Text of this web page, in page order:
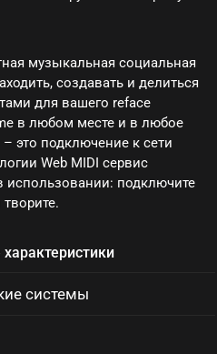
музыкальная социальная
создавать и делиться
для вашего reface
в любом месте и в любое
это подключение к сети
Web MIDI сервис
использовании: подключите
системы